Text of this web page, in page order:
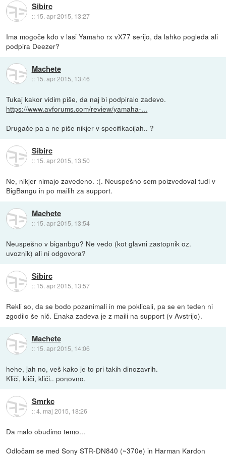
Sibirc
:: 15. apr 2015, 13:27
Ima mogoče kdo v lasi Yamaho rx vX77 serijo, da lahko pogleda ali
podpira Deezer?
Machete
:: 15. apr 2015, 13:46
Tukaj kakor vidim piše, da naj bi podpiralo zadevo.
https://www.avforums.com/review/yamaha-...
Drugače pa a ne piše nikjer v specifikacijah.. ?
Sibirc
:: 15. apr 2015, 13:50
Ne, nikjer nimajo zavedeno. :(. Neuspešno sem poizvedoval tudi v
BigBangu in po mailih za support.
Machete
:: 15. apr 2015, 13:54
Neuspešno v biganbgu? Ne vedo (kot glavni zastopnik oz.
uvoznik) ali ni odgovora?
Sibirc
:: 15. apr 2015, 13:57
Rekli so, da se bodo pozanimali in me poklicali, pa se en teden ni
zgodilo še nič. Enaka zadeva je z maili na support (v Avstrijo).
Machete
:: 15. apr 2015, 14:06
hehe, jah no, veš kako je to pri takih dinozavrih.
Kliči, kliči, kliči.. ponovno.
Smrkc
::4. maj 2015, 18:26
Da malo obudimo temo...
Odločam se med Sony STR-DN840 (~370e) in Harman Kardon